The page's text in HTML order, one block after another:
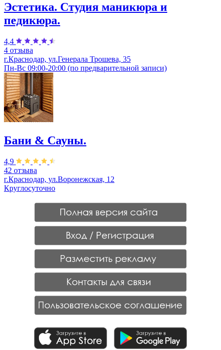
Эстетика. Студия маникюра и
педикюра.
4,4
4 отзыва
г.Краснодар, ул.Генерала Трошева, 35
Пн-Вс 09:00-20:00 (по предварительной записи)
Бани & Сауны.
4,9
42 отзыва
г.Краснодар, ул.Воронежская, 12
Круглосуточно